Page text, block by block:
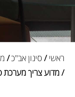
ראשי / סינון אב"כ/
/ מדוע צריך מערכת